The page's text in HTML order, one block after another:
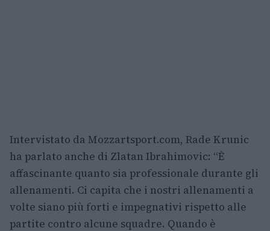
Intervistato da Mozzartsport.com, Rade Krunic
ha parlato anche di Zlatan Ibrahimovic: “È
affascinante quanto sia professionale durante gli
allenamenti. Ci capita che i nostri allenamenti a
volte siano più forti e impegnativi rispetto alle
partite contro alcune squadre. Quando è